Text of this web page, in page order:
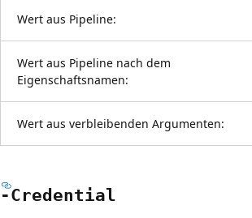
Wert aus Pipeline:
Wert aus Pipeline nach dem
Eigenschaftsnamen:
Wert aus verbleibenden Argumenten:
-Credential